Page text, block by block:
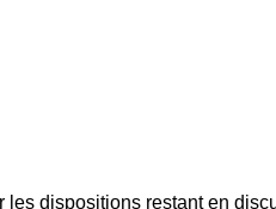
dispositions restant en